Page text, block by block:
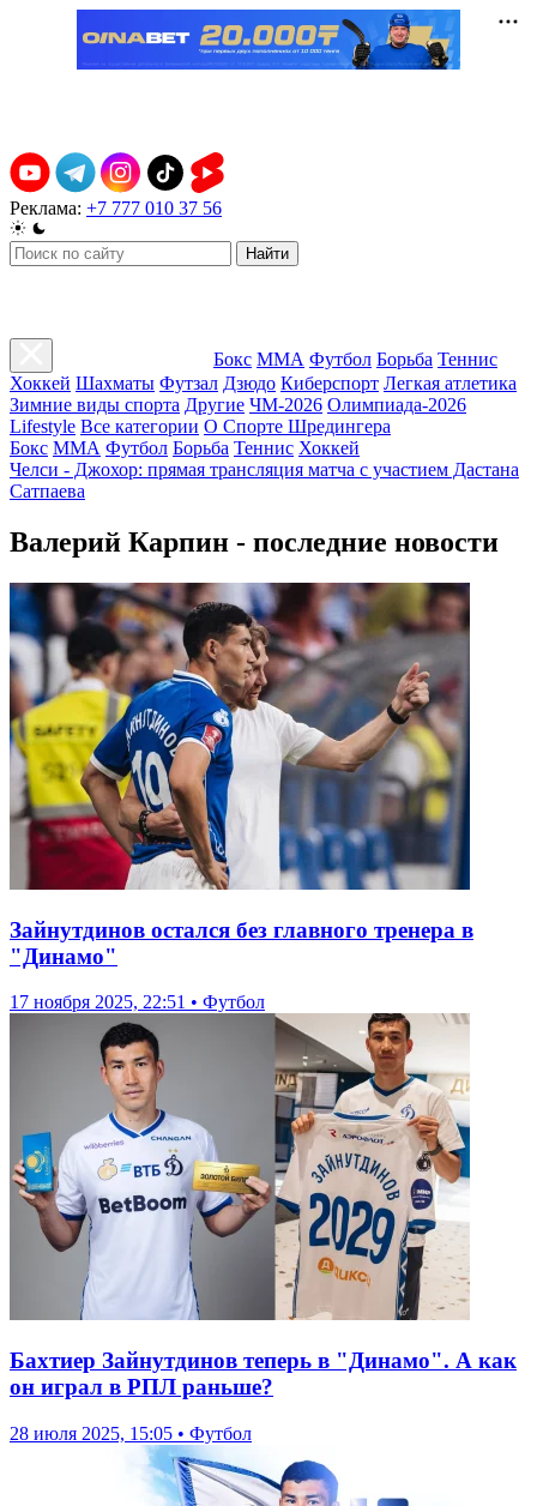
Реклама: +7 777 010 37 56
Найти
Бокс ММА Футбол Борьба Теннис
Хоккей Шахматы Футзал Дзюдо Киберспорт Легкая атлетика
Зимние виды спорта Другие ЧМ-2026 Олимпиада-2026
Lifestyle Все категории О Спорте Шредингера
Бокс ММА Футбол Борьба Теннис Хоккей
Челси - Джохор: прямая трансляция матча с участием Дастана
Сатпаева
Валерий Карпин - последние новости
Зайнутдинов остался без главного тренера в
"Динамо"
17 ноября 2025, 22:51 • Футбол
Бахтиер Зайнутдинов теперь в "Динамо". А как
он играл в РПЛ раньше?
28 июля 2025, 15:05 • Футбол